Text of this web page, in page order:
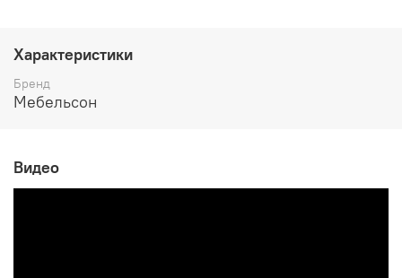
высота 1810 мм
Характеристики
Бренд
Мебельсон
Видео